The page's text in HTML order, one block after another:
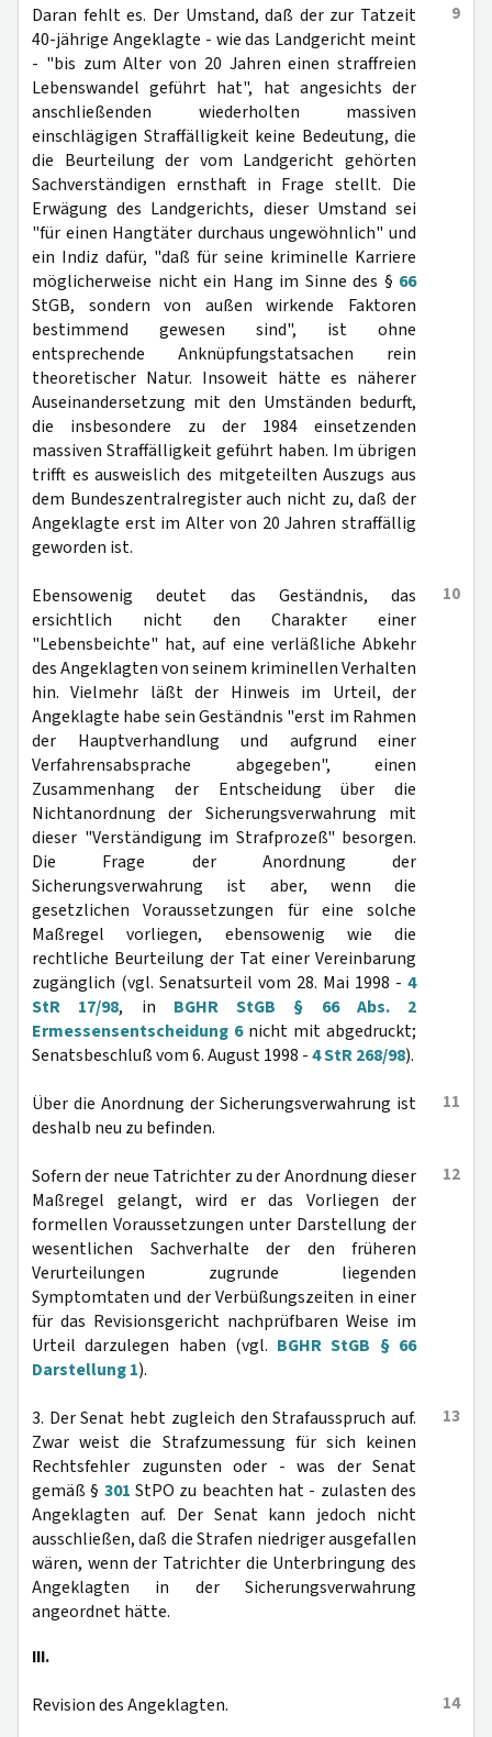
9
Daran fehlt es. Der Umstand, daß der zur Tatzeit
40-jährige Angeklagte - wie das Landgericht meint
- "bis zum Alter von 20 Jahren einen straffreien
Lebenswandel geführt hat", hat angesichts der
anschließenden wiederholten massiven
einschlägigen Straffälligkeit keine Bedeutung, die
die Beurteilung der vom Landgericht gehörten
Sachverständigen ernsthaft in Frage stellt. Die
Erwägung des Landgerichts, dieser Umstand sei
"für einen Hangtäter durchaus ungewöhnlich" und
ein Indiz dafür, "daß für seine kriminelle Karriere
möglicherweise nicht ein Hang im Sinne des § 66
StGB, sondern von außen wirkende Faktoren
bestimmend gewesen sind", ist ohne
entsprechende Anknüpfungstatsachen rein
theoretischer Natur. Insoweit hätte es näherer
Auseinandersetzung mit den Umständen bedurft,
die insbesondere zu der 1984 einsetzenden
massiven Straffälligkeit geführt haben. Im übrigen
trifft es ausweislich des mitgeteilten Auszugs aus
dem Bundeszentralregister auch nicht zu, daß der
Angeklagte erst im Alter von 20 Jahren straffällig
geworden ist.
10
Ebensowenig deutet das Geständnis, das
ersichtlich nicht den Charakter einer
"Lebensbeichte" hat, auf eine verläßliche Abkehr
des Angeklagten von seinem kriminellen Verhalten
hin. Vielmehr läßt der Hinweis im Urteil, der
Angeklagte habe sein Geständnis "erst im Rahmen
der Hauptverhandlung und aufgrund einer
Verfahrensabsprache abgegeben", einen
Zusammenhang der Entscheidung über die
Nichtanordnung der Sicherungsverwahrung mit
dieser "Verständigung im Strafprozeß" besorgen.
Die Frage der Anordnung der
Sicherungsverwahrung ist aber, wenn die
gesetzlichen Voraussetzungen für eine solche
Maßregel vorliegen, ebensowenig wie die
rechtliche Beurteilung der Tat einer Vereinbarung
zugänglich (vgl. Senatsurteil vom 28. Mai 1998 - 4
StR 17/98, in BGHR StGB § 66 Abs. 2
Ermessensentscheidung 6nicht mit abgedruckt;
Senatsbeschluß vom 6. August 1998 -4 StR 268/98).
11
Über die Anordnung der Sicherungsverwahrung ist
deshalb neu zu befinden.
12
Sofern der neue Tatrichter zu der Anordnung dieser
Maßregel gelangt, wird er das Vorliegen der
formellen Voraussetzungen unter Darstellung der
wesentlichen Sachverhalte der den früheren
Verurteilungen zugrunde liegenden
Symptomtaten und der Verbüßungszeiten in einer
für das Revisionsgericht nachprüfbaren Weise im
Urteil darzulegen haben (vgl. BGHR StGB § 66
Darstellung 1).
13
3. Der Senat hebt zugleich den Strafausspruch auf.
Zwar weist die Strafzumessung für sich keinen
Rechtsfehler zugunsten oder - was der Senat
gemäß § 301 StPO zu beachten hat - zulasten des
Angeklagten auf. Der Senat kann jedoch nicht
ausschließen, daß die Strafen niedriger ausgefallen
wären, wenn der Tatrichter die Unterbringung des
Angeklagten in der Sicherungsverwahrung
angeordnet hätte.
III.
14
Revision des Angeklagten.